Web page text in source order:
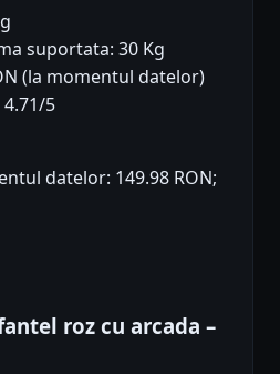
suportata: 30 Kg
(la momentul datelor)
5
datelor: 149.98 RON;
roz cu arcada –